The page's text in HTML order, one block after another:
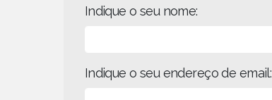
Indique o seu nome:
Indique o seu endereço de email: